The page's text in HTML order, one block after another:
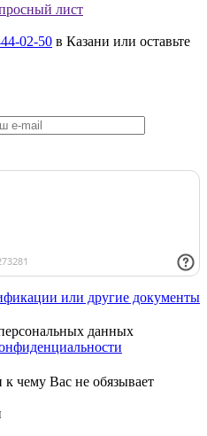
лист
02-50 в Казани или оставьте
или другие документы
данных
к чему Вас не обязывает